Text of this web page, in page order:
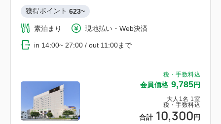
税・手数料込
会員価格 9,785円
大人 1 名 1 室
税・手数料込
合計 10,300 円
獲得ポイント 623~
素泊まり 現地払い・Web決済
in 14:00~ 27:00 / out 11:00まで